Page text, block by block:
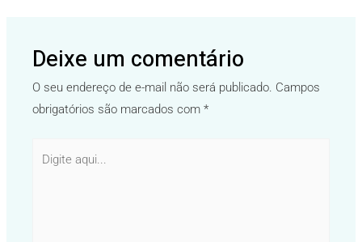
Deixe um comentário
O seu endereço de e-mail não será publicado. Campos
obrigatórios são marcados com*
aqui...